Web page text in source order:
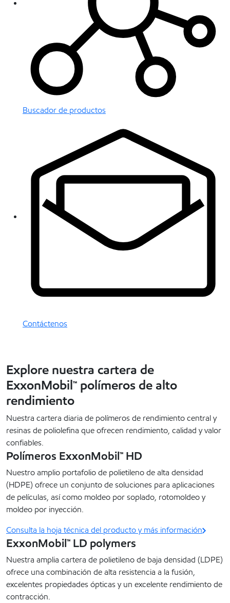
Buscador de productos
Contáctenos
Explore nuestra cartera de
ExxonMobil™ polímeros de alto
rendimiento
Nuestra cartera diaria de polímeros de rendimiento central y
resinas de poliolefina que ofrecen rendimiento, calidad y valor
confiables.
Polímeros ExxonMobil™ HD
Nuestro amplio portafolio de polietileno de alta densidad
(HDPE) ofrece un conjunto de soluciones para aplicaciones
de películas, así como moldeo por soplado, rotomoldeo y
moldeo por inyección.
Consulta la hoja técnica del producto y más información
ExxonMobil™ LD polymers
Nuestra amplia cartera de polietileno de baja densidad (LDPE)
ofrece una combinación de alta resistencia a la fusión,
excelentes propiedades ópticas y un excelente rendimiento de
contracción.